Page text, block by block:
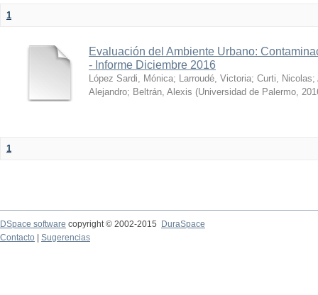
1
Evaluación del Ambiente Urbano:
- Informe Diciembre 2016
López Sardi, Mónica; Larroudé, Victoria; Curti, Nicolas;
Alejandro; Beltrán, Alexis (Universidad de Palermo,
1
DSpace software copyright © 2002-2015
DuraSpace
Contacto
Sugerencias